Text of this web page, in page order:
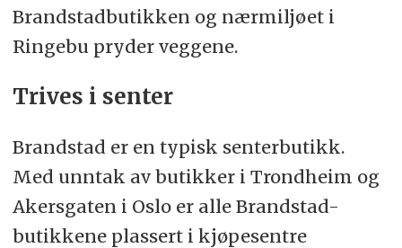
Brandstadbutikken og nærmiljøet i
Ringebu pryder veggene.
Trives i senter
Brandstad er en typisk senterbutikk.
Med unntak av butikker i Trondheim og
Akersgaten i Oslo er alle Brandstad-
butikkene plassert i kjøpesentre